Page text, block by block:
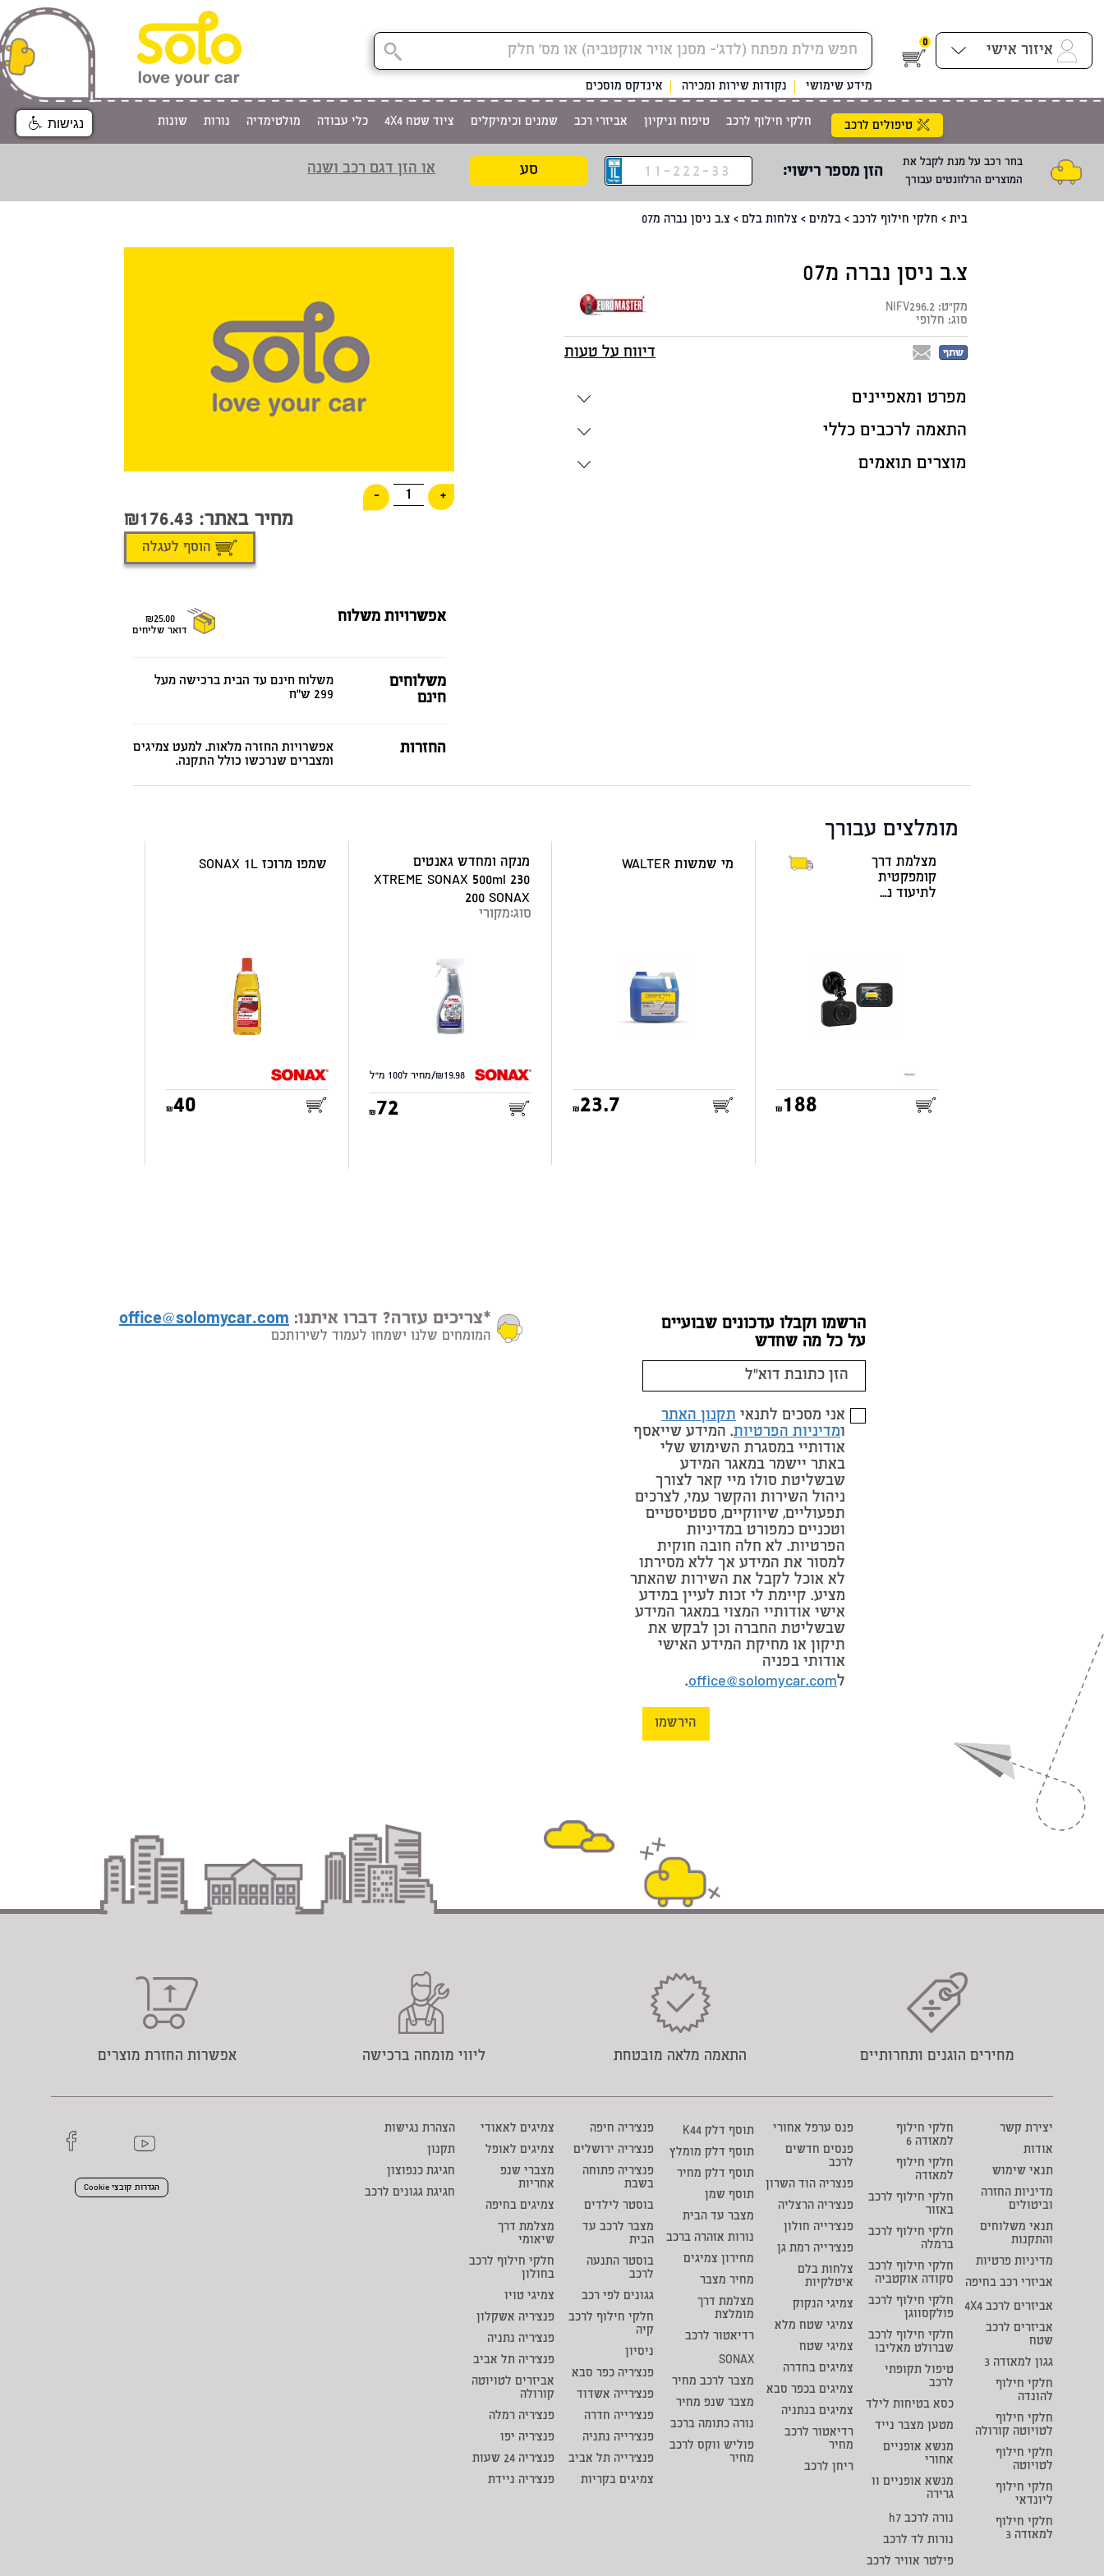
איזור אישי 0
מידע שימושי נקודות שירות ומכירה אינדקס מוסכים
טיפולים לרכב חלקי חילוף לרכב טיפוח וניקיון אביזרי רכב שמנים וכימיקלים ציוד שטח 4X4 כלי עבודה מולטימדיה נורות שונות
קטגוריית
בחר רכב על מנת לקבל את
המוצרים הרלוונטים עבורך
הזן מספר רישוי: סע או הזן דגם רכב ושנה
בית > חלקי חילוף לרכב >בלמים > צלחות בלם > צ.ב ניסן נברה מ07
+
1
-
מחיר באתר: 176.43
הוסף לעגלה
אפשרויות משלוח
₪25.00
דואר שליחים
משלוחים
חינם
משלוח חינם עד הבית ברכישה מעל
299 ש"ח
החזרות
אפשרויות החזרה מלאות. למעט צמיגים
ומצברים שנרכשו כולל התקנה.
צ.ב ניסן נברה מ07
מק"ט:NIFV296.2
סוג: חלופי
שתף דיווח על טעות
מפרט ומאפיינים
התאמה לרכבים כללי
מוצרים תואמים
מומלצים עבורך
מצלמת דרך
קומפקטית
לתיעוד נ...
188
מי שמשות WALTER
23.7
מנקה ומחדש גאנטים
XTREME SONAX 500ml 230
200 SONAX
סוג:מקורי
19.98/מחיר ל100 מ"ל
72
שמפו מרוכז SONAX 1L
40
הרשמו וקבלו עדכונים שבועיים
על כל מה שחדש
אני מסכים לתנאי תקנון האתר
ומדיניות הפרטיות. המידע שייאסף
אודותיי במסגרת השימוש שלי
באתר יישמר במאגר המידע
שבשליטת סולו מיי קאר לצורך
ניהול השירות והקשר עמי, לצרכים
תפעוליים, שיווקיים, סטטיסטיים
וטכניים כמפורט במדיניות
הפרטיות. לא חלה חובה חוקית
למסור את המידע אך ללא מסירתו
לא אוכל לקבל את השירות שהאתר
מציע. קיימת לי זכות לעיין במידע
אישי אודותיי המצוי במאגר המידע
שבשליטת החברה וכן לבקש את
תיקון או מחיקת המידע האישי
אודותי בפניה
לoffice@solomycar.com
.
הירשמו
*צריכים עזרה? דברו איתנו: office@solomycar.com
המומחים שלנו ישמחו לעמוד לשירותכם
מחירים הוגנים ותחרותיים התאמה מלאה מובטחת ליווי מומחה ברכישה אפשרות החזרת מוצרים
יצירת קשר
אודות
תנאי שימוש
מדיניות החזרה
וביטולים
תנאי משלוחים
והתקנות
מדיניות פרטיות
אביזרי רכב בחיפה
אביזרים לרכב 4X4
אביזרים לרכב
שטח
גגון למאזדה 3
חלקי חילוף
להונדה
חלקי חילוף
לטויוטה קורולה
חלקי חילוף
לטויוטה
חלקי חילוף
ליונדאי
חלקי חילוף
למאזדה 3
חלקי חילוף
למאזדה 6
חלקי חילוף
למאזדה
חלקי חילוף לרכב
באזור
חלקי חילוף לרכב
ברמלה
חלקי חילוף לרכב
סקודה אוקטביה
חלקי חילוף לרכב
פולקסווגן
חלקי חילוף לרכב
שברולט מאליבו
טיפול תקופתי
לרכב
כסא בטיחות לילד
מטען מצבר נייד
מנשא אופניים
אחורי
מנשא אופניים וו
גרירה
נורה לרכב h7
נורות לד לרכב
פילטר אוויר לרכב
פנס ערפל אחורי
פנסים חדשים
לרכב
פנצריה הוד השרון
פנצ'ריה הרצליה
פנצ'רייה חולון
פנצ'רייה רמת גן
צלחות בלם
איטלקיות
צמיגי הנקוק
צמיגי שטח מלא
צמיגי שטח
צמיגים בחדרה
צמיגים בכפר סבא
צמיגים בנתניה
רדיאטור לרכב
מחיר
ריחן לרכב
תוסף דלק K44
תוסף דלק מומלץ
תוסף דלק מחיר
תוסף שמן
מצבר עד הבית
נורות אזהרה ברכב
מחירון צמיגים
מחיר מצבר
מצלמת דרך
מומלצת
רדיאטור לרכב
SONAX
מצבר לרכב מחיר
מצבר שנפ מחיר
נורה כתומה ברכב
פוליש ווקס לרכב
מחיר
פנצ'ריה חיפה
פנצ'ריה ירושלים
פנצ'ריה פתוחה
בשבת
בוסטר לילדים
מצבר לרכב עד
הבית
בוסטר התנעה
לרכב
גגונים לפי רכב
חלקי חילוף לרכב
קיה
ניסיון
פנצ'ריה כפר סבא
פנצ'רייה אשדוד
פנצ'רייה חדרה
פנצ'רייה נתניה
פנצ'רייה תל אביב
צמיגים בקריות
צמיגים לאאודי
צמיגים לאופל
מצברי שנפ
אחריות
צמיגים בחיפה
מצלמת דרך
שיאומי
חלקי חילוף לרכב
בחולון
צמיגי טויו
פנצ'ריה אשקלון
פנצ'ריה נתניה
פנצ'ריה תל אביב
אביזרים לטויוטה
קורולה
פנצ'ריה רמלה
פנצ'ריה יפו
פנצ'ריה 24 שעות
פנצ'ריה ניידת
הצהרת נגישות
תקנון
חגיגת כנפוצון
חגיגת גגונים לרכב
הגדרות קובצי Cookie
נגישות